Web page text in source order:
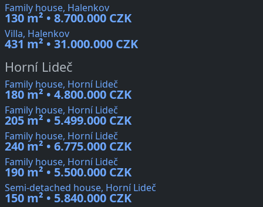
Family house, Halenkov
130 m² • 8.700.000 CZK
Villa, Halenkov
431 m² • 31.000.000 CZK
Horní Lideč
Family house, Horní Lideč
180 m² • 4.800.000 CZK
Family house, Horní Lideč
205 m² • 5.499.000 CZK
Family house, Horní Lideč
240 m² • 6.775.000 CZK
Family house, Horní Lideč
190 m² • 5.500.000 CZK
Semi-detached house, Horní Lideč
150 m² • 5.840.000 CZK